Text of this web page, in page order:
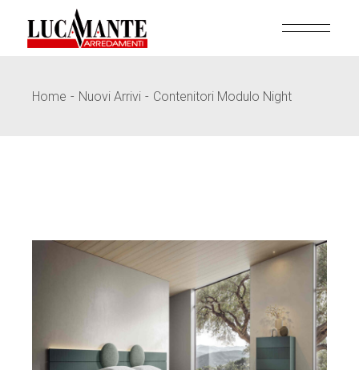
content
Home Nuovi Arrivi Contenitori Modulo Night